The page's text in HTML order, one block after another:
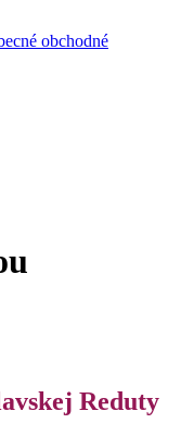
obchodné
Reduty